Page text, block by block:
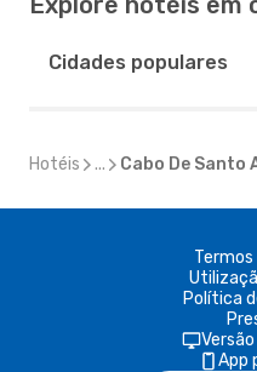
Cidades populares
Hotéis ... Cabo De Santo
Política
App